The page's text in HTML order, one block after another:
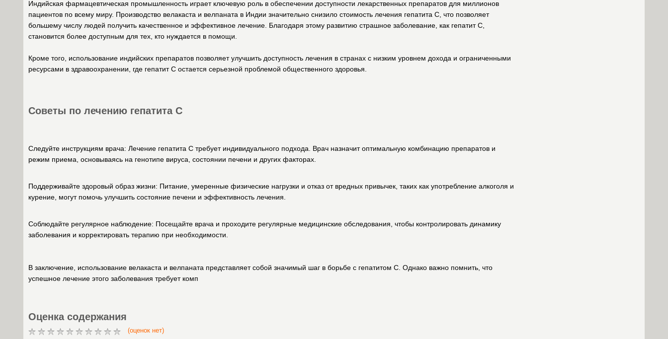
Индийская фармацевтическая промышленность играет ключевую роль в обеспечении доступности лекарственных препаратов для миллионов
пациентов по всему миру. Производство велакаста и велпаната в Индии значительно снизило стоимость лечения гепатита C, что позволяет
большему числу людей получить качественное и эффективное лечение. Благодаря этому развитию страшное заболевание, как гепатит C,
становится более доступным для тех, кто нуждается в помощи.
Кроме того, использование индийских препаратов позволяет улучшить доступность лечения в странах с низким уровнем дохода и ограниченными
ресурсами в здравоохранении, где гепатит C остается серьезной проблемой общественного здоровья.
Советы по лечению гепатита C
Следуйте инструкциям врача: Лечение гепатита C требует индивидуального подхода. Врач назначит оптимальную комбинацию препаратов и
режим приема, основываясь на генотипе вируса, состоянии печени и других факторах.
Поддерживайте здоровый образ жизни: Питание, умеренные физические нагрузки и отказ от вредных привычек, таких как употребление алкоголя и
курение, могут помочь улучшить состояние печени и эффективность лечения.
Соблюдайте регулярное наблюдение: Посещайте врача и проходите регулярные медицинские обследования, чтобы контролировать динамику
заболевания и корректировать терапию при необходимости.
В заключение, использование велакаста и велпаната представляет собой значимый шаг в борьбе с гепатитом C. Однако важно помнить, что
успешное лечение этого заболевания требует комп
Оценка содержания
(оценок нет)